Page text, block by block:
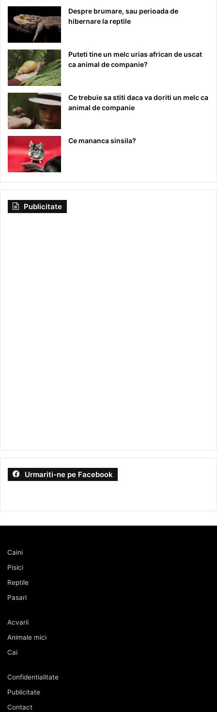
Despre brumare, sau perioada de
hibernare la reptile
Puteti tine un melc urias african de uscat
ca animal de companie?
Ce trebuie sa stiti daca va doriti un melc ca
animal de companie
Ce mananca sinsila?
Publicitate
Urmariti-ne pe Facebook
Caini
Pisici
Reptile
Pasari
Acvarii
Animale mici
Cai
Confidentialitate
Publicitate
Contact